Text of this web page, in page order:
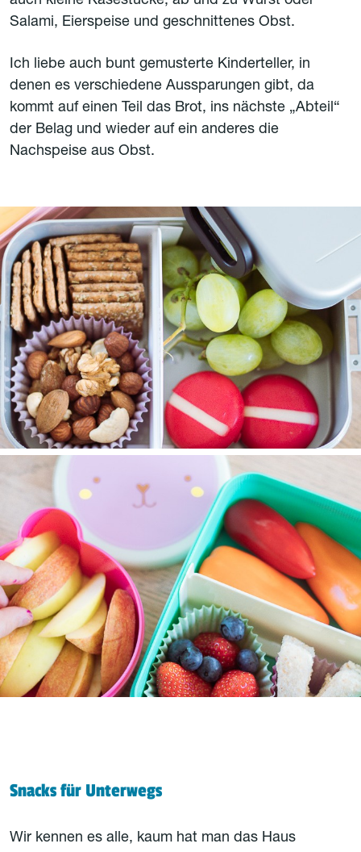
Salami, Eierspeise und geschnittenes Obst.
Ich liebe auch bunt gemusterte Kinderteller, in
denen es verschiedene Aussparungen gibt, da
kommt auf einen Teil das Brot, ins nächste „Abteil“
der Belag und wieder auf ein anderes die
Nachspeise aus Obst.
Snacks für Unterwegs
Wir kennen es alle, kaum hat man das Haus